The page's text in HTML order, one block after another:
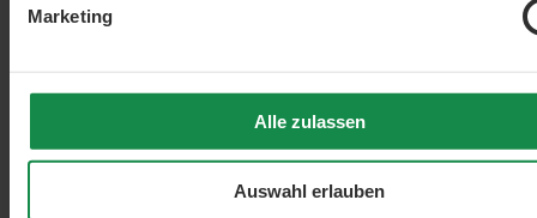
Marketing
Alle zulassen
Auswahl erlauben
Durchschnittliche Bewertung von 4.9 von 5 Sternen